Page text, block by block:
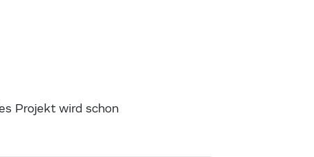
Projekt wird schon